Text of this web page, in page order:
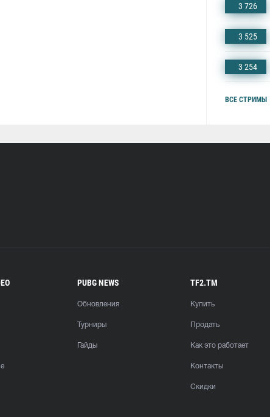
3 726
3 525
3 254
ВСЕ СТРИМЫ
PUBG NEWS
Обновления
Турниры
Гайды
TF2.TM
Купить
Продать
Как это работает
Контакты
Скидки